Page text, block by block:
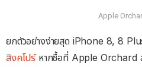
Apple
ยกตัวอย่างง่ายสุด iPhone 8, 8
สิงคโปร์หากซื้อที่ Apple Orchard